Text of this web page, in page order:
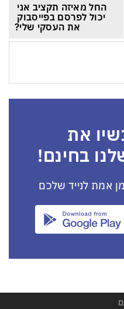
החל מאיזה תקציב אני
יכול לפרסם בפייסבוק
את העסקי שלי?
את
בחינם!
אמת לנייד שלכם